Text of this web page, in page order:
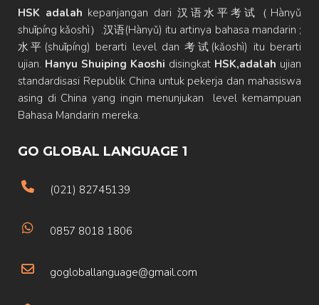
HSK adalah kepanjangan dari 汉语水平考试（Hànyǔ
shuǐpíng kǎoshì）.汉语(Hànyǔ) itu artinya bahasa mandarin ;
水平(shuǐpíng) berarti level dan 考试(kǎoshì) itu berarti
ujian. Hanyu Shuiping Kaoshi disingkat HSK,adalah ujian
standardisasi Republik China untuk pekerja dan mahasiswa
asing di China yang ingin menunjukan level kemampuan
Bahasa Mandarin mereka.
GO GLOBAL LANGUAGE 1
(021) 82745139
0857 8018 1806
gogloballanguage@gmail.com